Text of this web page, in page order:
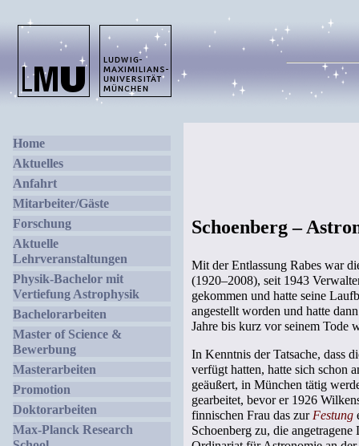
Home
Aktuelles
Anfahrt
Mitarbeiter/Gäste
Forschung
Aktuelle
Lehrveranstaltungen
Physik-Bachelor mit
Vertiefung Astrophysik
Bachelorarbeiten
Master of Science &
Bewerbung
Masterarbeiten
Promotion
Doktorarbeiten
Max-Planck Research
Schoenberg –
Mit der Entlassung Rabes war
(1920–2008), seit 1943
gekommen und hatte seine
angestellt worden und hatte
Jahre bis kurz vor seinem Tode
In Kenntnis der Tatsache, dass
verfügt hatten, hatte sich schon
geäußert, in München tätig
gearbeitet, bevor er 1926
finnischen Frau das zur Festung
Schoenberg zu, die